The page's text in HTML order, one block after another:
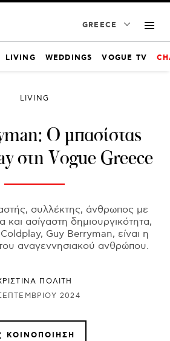
GREECE
LIVING WEDDINGS VOGUE TV
LIVING
Ο μπασίστας
στη Vogue Greece
συλλέκτης, άνθρωπος με
και ασίγαστη δημιουργικότητα,
Guy Berryman, είναι η
αναγεννησιακού ανθρώπου.
ΠΟΛΙΤΗ
2024
ΚΟΙΝΟΠΟΊΗΣΗ